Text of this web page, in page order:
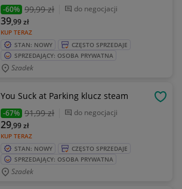
-60% 99,99 zł do negocjacji
KUP TERAZ
39,99zł
STAN: NOWY
CZĘSTO SPRZEDAJE
SPRZEDAJĄCY: OSOBA PRYWATNA
Szadek
You Suck at Parking klucz steam
-67% 91,99 zł do negocjacji
KUP TERAZ
29,99zł
STAN: NOWY
CZĘSTO SPRZEDAJE
SPRZEDAJĄCY: OSOBA PRYWATNA
Szadek